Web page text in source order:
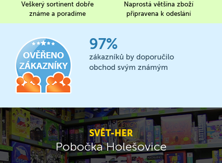
Veškerý sortinent dobře
známe a poradíme
Naprostá většina zboží
připravena k odeslání
97%
zákazníků by doporučilo
obchod svým známým
SVĚT-HER
Pobočka Holešovice